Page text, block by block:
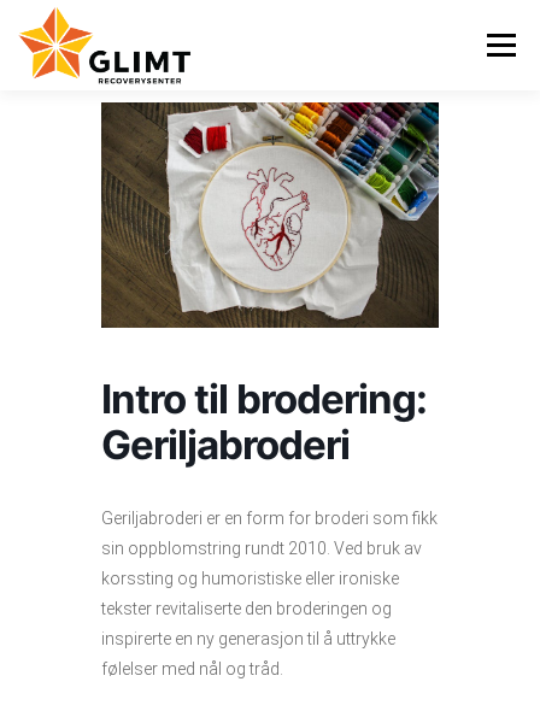
innhold
Meny
VI TILBYR NYHETER KALENDER OM OSS
KONTAKT ENGLISH
Intro til brodering:
Geriljabroderi
Geriljabroderi er en form for broderi som fikk
sin oppblomstring rundt 2010. Ved bruk av
korssting og humoristiske eller ironiske
tekster revitaliserte den broderingen og
inspirerte en ny generasjon til å uttrykke
følelser med nål og tråd.